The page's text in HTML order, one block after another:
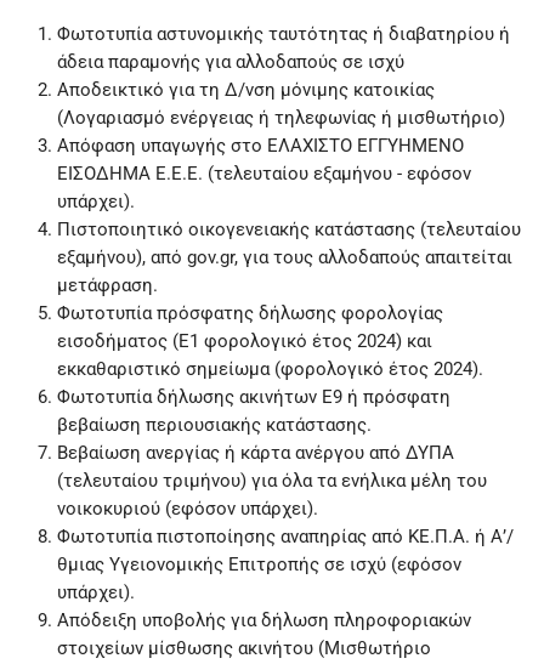
Φωτοτυπία αστυνομικής ταυτότητας ή διαβατηρίου ή
άδεια παραμονής για αλλοδαπούς σε ισχύ
Αποδεικτικό για τη Δ/νση μόνιμης κατοικίας
(Λογαριασμό ενέργειας ή τηλεφωνίας ή μισθωτήριο)
Απόφαση υπαγωγής στο ΕΛΑΧΙΣΤΟ ΕΓΓΥΗΜΕΝΟ
ΕΙΣΟΔΗΜΑ Ε.Ε.Ε. (τελευταίου εξαμήνου - εφόσον
υπάρχει).
Πιστοποιητικό οικογενειακής κατάστασης (τελευταίου
εξαμήνου), από gov.gr, για τους αλλοδαπούς απαιτείται
μετάφραση.
Φωτοτυπία πρόσφατης δήλωσης φορολογίας
εισοδήματος (Ε1 φορολογικό έτος 2024) και
εκκαθαριστικό σημείωμα (φορολογικό έτος 2024).
Φωτοτυπία δήλωσης ακινήτων Ε9 ή πρόσφατη
βεβαίωση περιουσιακής κατάστασης.
Βεβαίωση ανεργίας ή κάρτα ανέργου από ΔΥΠΑ
(τελευταίου τριμήνου) για όλα τα ενήλικα μέλη του
νοικοκυριού (εφόσον υπάρχει).
Φωτοτυπία πιστοποίησης αναπηρίας από ΚΕ.Π.Α. ή Α’/
θμιας Υγειονομικής Επιτροπής σε ισχύ (εφόσον
υπάρχει).
Απόδειξη υποβολής για δήλωση πληροφοριακών
στοιχείων μίσθωσης ακινήτου (Μισθωτήριο